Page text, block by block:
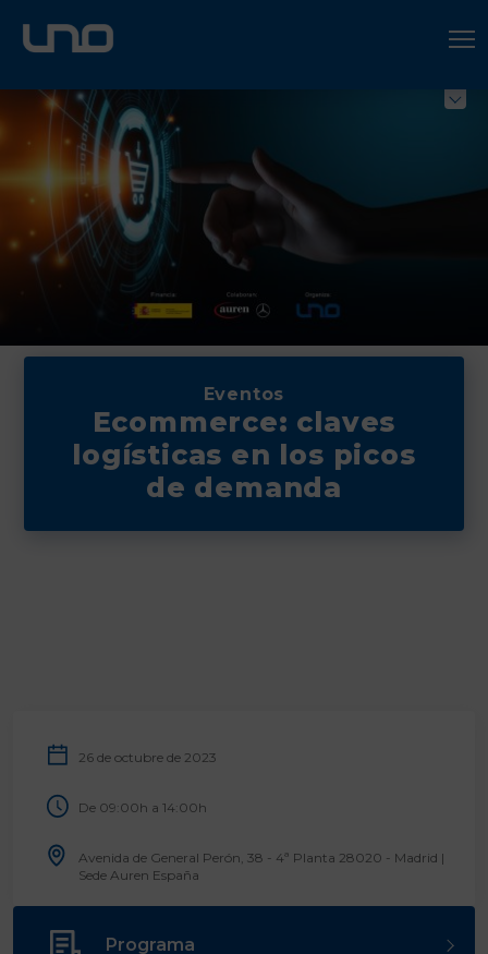
ÚNETE A UNO LOGÍSTICA
Eventos
Ecommerce: claves
logísticas en los picos
de demanda
26 de octubre de 2023
De 09:00h a 14:00h
Avenida de General Perón, 38 - 4ª Planta 28020 - Madrid |
Sede Auren España
Programa